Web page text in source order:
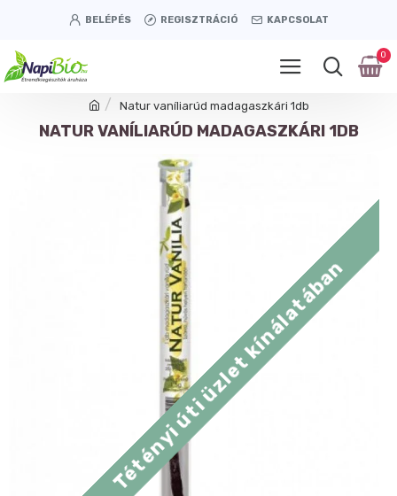
BELÉPÉS REGISZTRÁCIÓ KAPCSOLAT
0
Natur vaníliarúd madagaszkári 1db
NATUR VANÍLIARÚD MADAGASZKÁRI 1DB
Tétényi úti üzlet kínálatában